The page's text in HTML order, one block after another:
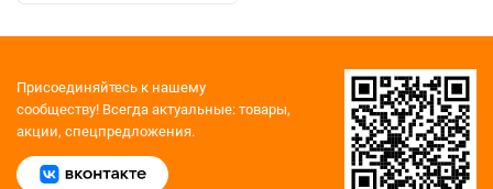
Присоединяйтесь к нашему
сообществу! Всегда актуальные: товары,
акции, спецпредложения.